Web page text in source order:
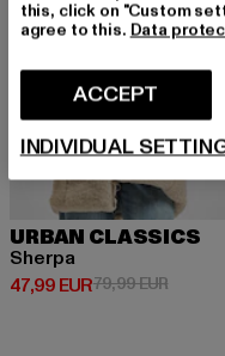
URBAN CLASSICS
Sherpa
47,99 EUR
Ajankohtainen hinta: 47,99
79,99 EUR
this, click on "Custom
agree to this. Data
ACCEPT
INDIVIDUAL